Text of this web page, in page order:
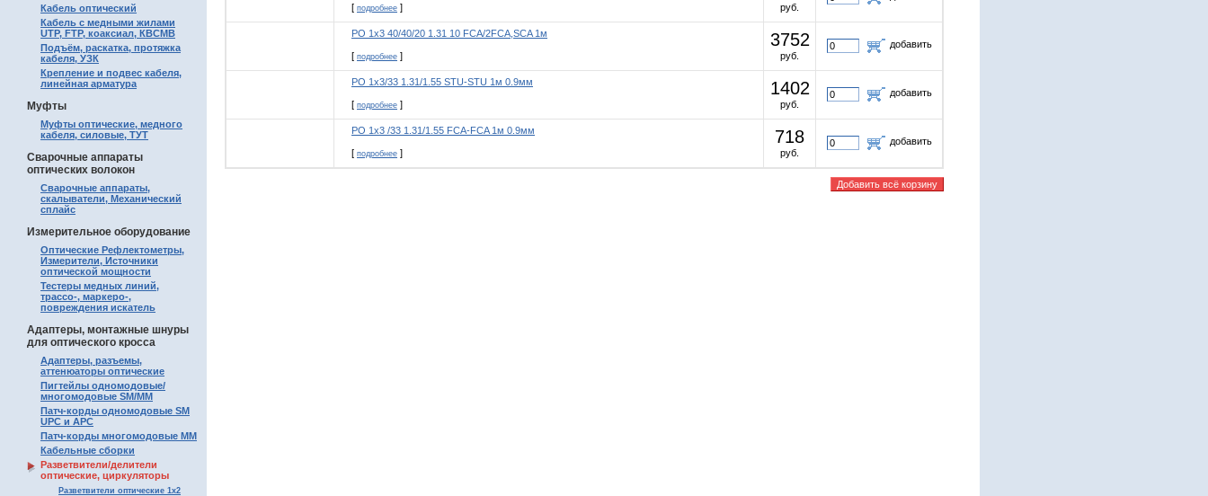
Кабель оптический
Кабель с медными жилами
UTP, FTP, коаксиал, КВСМВ
Подъём, раскатка, протяжка
кабеля, УЗК
Крепление и подвес кабеля,
линейная арматура
Муфты
Муфты оптические, медного
кабеля, силовые, ТУТ
Сварочные аппараты
оптических волокон
Сварочные аппараты,
скалыватели, Механический
сплайс
Измерительное оборудование
Оптические Рефлектометры,
Измерители, Источники
оптической мощности
Тестеры медных линий,
трассо-, маркеро-,
повреждения искатель
Адаптеры, монтажные шнуры
для оптического кросса
Адаптеры, разъемы,
аттенюаторы оптические
Пигтейлы одномодовые/
многомодовые SM/MM
Патч-корды одномодовые SM
UPC и APC
Патч-корды многомодовые MM
Кабельные сборки
Разветвители/делители
оптические, циркуляторы
Разветвители оптические 1х2
[ подробнее ] руб.
РО 1х3 40/40/20 1.31 10 FCA/2FCA,SCA 1м
[ подробнее ]
3752
руб.
добавить
РО 1х3/33 1.31/1.55 STU-STU 1м 0.9мм
[ подробнее ]
1402
руб.
добавить
РО 1х3 /33 1.31/1.55 FCA-FCA 1м 0.9мм
[ подробнее ]
718
руб.
добавить